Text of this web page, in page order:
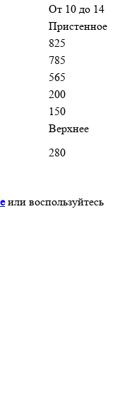
От 10 до 14
Пристенное
825
785
565
200
150
Верхнее
280
или воспользуйтесь